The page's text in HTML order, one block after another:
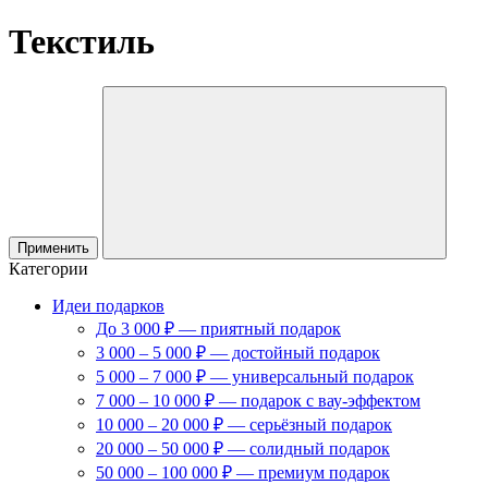
Текстиль
Применить
Категории
Идеи подарков
До 3 000 ₽ — приятный подарок
3 000 – 5 000 ₽ — достойный подарок
5 000 – 7 000 ₽ — универсальный подарок
7 000 – 10 000 ₽ — подарок с вау-эффектом
10 000 – 20 000 ₽ — серьёзный подарок
20 000 – 50 000 ₽ — солидный подарок
50 000 – 100 000 ₽ — премиум подарок